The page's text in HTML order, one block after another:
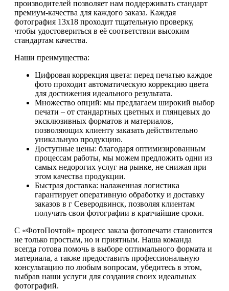
производителей позволяет нам поддерживать стандарт
премиум-качества для каждого заказа. Каждая
фотография 13х18 проходит тщательную проверку,
чтобы удостовериться в её соответствии высоким
стандартам качества.
Наши преимущества:
Цифровая коррекция цвета: перед печатью каждое
фото проходит автоматическую коррекцию цвета
для достижения идеального результата.
Множество опций: мы предлагаем широкий выбор
печати – от стандартных цветных и глянцевых до
эксклюзивных форматов и материалов,
позволяющих клиенту заказать действительно
уникальную продукцию.
Доступные цены: благодаря оптимизированным
процессам работы, мы можем предложить одни из
самых недорогих услуг на рынке, не снижая при
этом качества продукции.
Быстрая доставка: налаженная логистика
гарантирует оперативную обработку и доставку
заказов в г Северодвинск, позволяя клиентам
получать свои фотографии в кратчайшие сроки.
С «ФотоПочтой» процесс заказа фотопечати становится
не только простым, но и приятным. Наша команда
всегда готова помочь в выборе оптимального формата и
материала, а также предоставить профессиональную
консультацию по любым вопросам, убедитесь в этом,
выбрав наши услуги для создания своих идеальных
фотографий.